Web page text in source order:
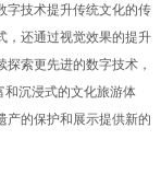
字技术提升传统文化的传
，还通过视觉效果的提升
索更先进的数字技术，
沉浸式的文化旅游体
产的保护和展示提供新的